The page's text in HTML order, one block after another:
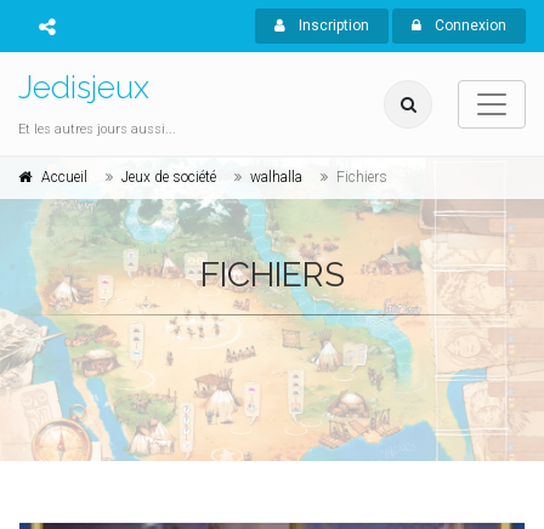
Inscription Connexion
Jedisjeux
Et les autres jours aussi...
Accueil Jeux de société walhalla Fichiers
FICHIERS